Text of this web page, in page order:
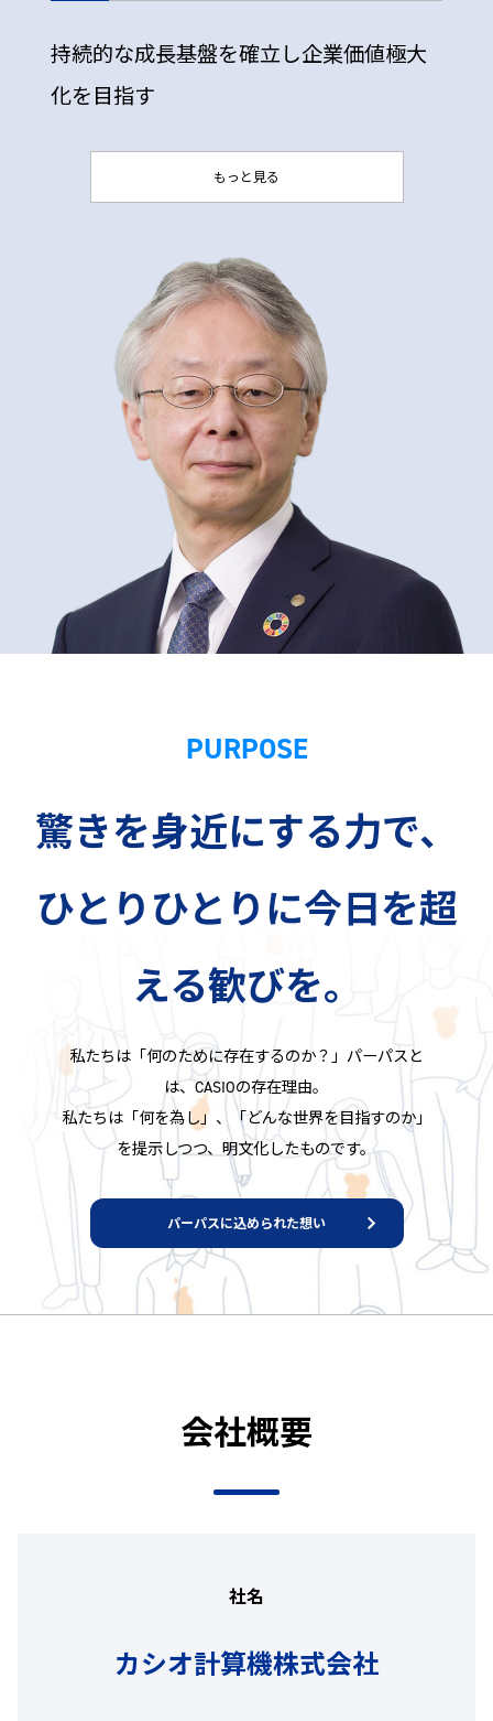
持続的な成長基盤を確立し企業価値極大
化を目指す
もっと見る
PURPOSE
驚きを身近にする力で、
ひとりひとりに今日を超
える歓びを。
私たちは「何のために存在するのか？」パーパスと
は、CASIOの存在理由。
私たちは「何を為し」、「どんな世界を目指すのか」
を提示しつつ、明文化したものです。
パーパスに込められた想い
会社概要
社名
カシオ計算機株式会社